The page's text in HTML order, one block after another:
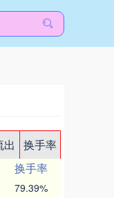
出
换手率
换手率
79.39%